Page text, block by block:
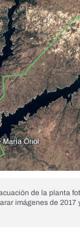
de la planta
imágenes de 2017